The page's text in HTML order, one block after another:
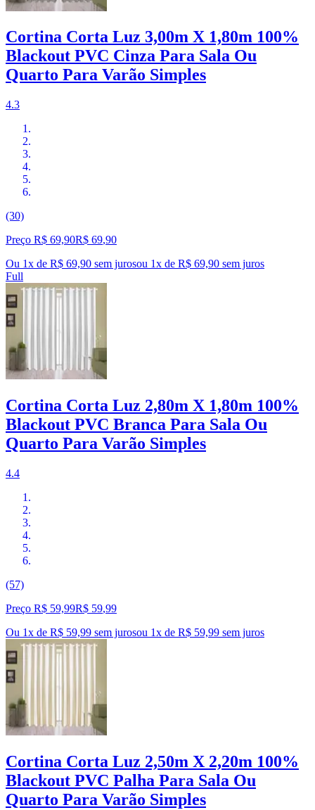
Cortina Corta Luz 3,00m X 1,80m 100%
Blackout PVC Cinza Para Sala Ou
Quarto Para Varão Simples
4.3
(30)
Preço R$ 69,90R$ 69,90
Ou 1x de R$ 69,90 sem jurosou 1x de R$ 69,90 sem juros
Full
Cortina Corta Luz 2,80m X 1,80m 100%
Blackout PVC Branca Para Sala Ou
Quarto Para Varão Simples
4.4
(57)
Preço R$ 59,99R$ 59,99
Ou 1x de R$ 59,99 sem jurosou 1x de R$ 59,99 sem juros
Cortina Corta Luz 2,50m X 2,20m 100%
Blackout PVC Palha Para Sala Ou
Quarto Para Varão Simples